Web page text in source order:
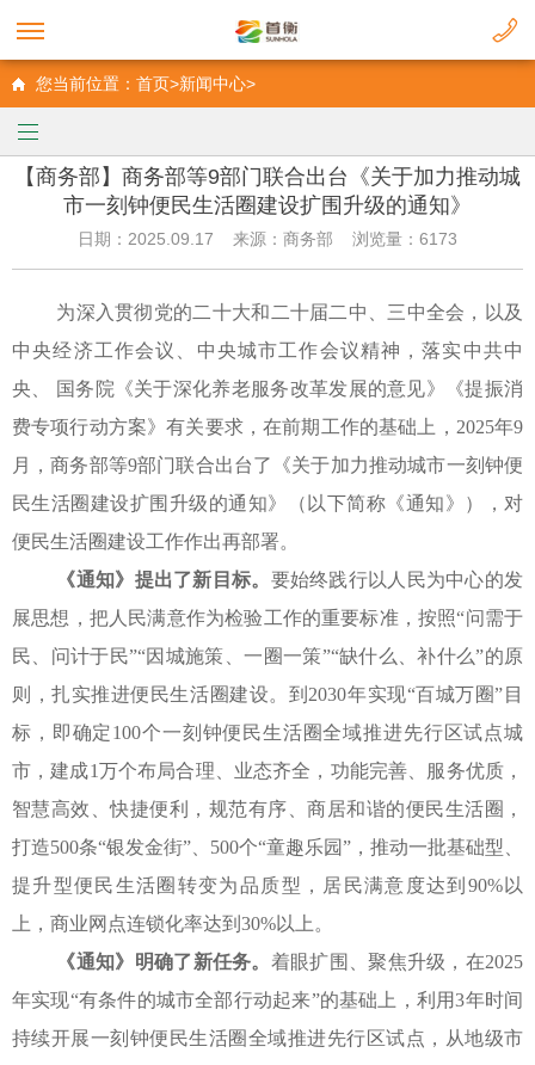
您当前位置：首页>新闻中心>
【商务部】商务部等9部门联合出台《关于加力推动城
市一刻钟便民生活圈建设扩围升级的通知》
日期：2025.09.17 来源：商务部 浏览量：6173
为深入贯彻党的二十大和二十届二中、三中全会，以及
中央经济工作会议、中央城市工作会议精神，落实中共中
央、
国务院《关于深化养老服务改革发展的意见》《提振消
费专项行动方案》有关要求，在前期工作的基础上， 2025年9
月，商务部等9部门联合出台了《关于加力推动城市一刻钟便
民生活圈建设扩围升级的通知》（以下简称《通知》），对
便民生活圈建设工作作出再部署。
《通知》 提出了新目标。 要始终践行以人民为中心的发
展思想， 把人民满意作为检验工作的重要标准，按照“问需于
民、问计于民”“因城施策、一圈一策”“缺什么、补什么”的原
则，扎实推进便民生活圈建设。到 2030年实现“百城万圈”目
标，即确定100个一刻钟便民生活圈全域推进先行区试点城
市，建成1万个布局合理、业态齐全，功能完善、服务优质，
智慧高效、快捷便利，规范有序、商居和谐的便民生活圈，
打造500条“银发金街”、500个“童趣乐园”，推动一批基础型、
提升型便民生活圈转变为品质型，居民满意度达到90%以
上，商业网点连锁化率达到30%以上。
《通知》 明确了新任务。 着眼扩围、聚焦升级，在2025
年实现“有条件的城市全部行动起来”的基础上，利用3年时间
持续开展一刻钟便民生活圈全域推进先行区试点，从地级市